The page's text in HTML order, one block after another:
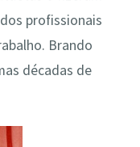
profissionais
Brando
décadas de